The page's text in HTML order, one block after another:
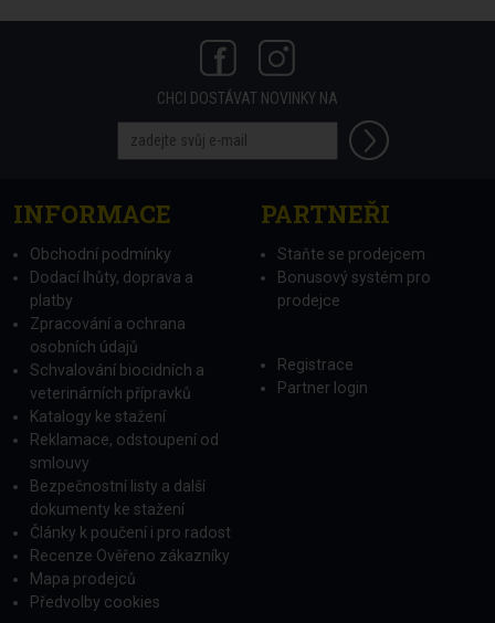
CHCI DOSTÁVAT NOVINKY NA
INFORMACE
Obchodní podmínky
Dodací lhůty, doprava a
platby
Zpracování a ochrana
osobních údajů
Schvalování biocidních a
veterinárních přípravků
Katalogy ke stažení
Reklamace, odstoupení od
smlouvy
Bezpečnostní listy a další
dokumenty ke stažení
Články k poučení i pro radost
Recenze Ověřeno zákazníky
Mapa prodejců
Předvolby cookies
PARTNEŘI
Staňte se prodejcem
Bonusový systém pro
prodejce
Registrace
Partner login